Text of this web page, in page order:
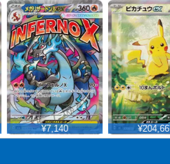
¥7,140 ¥204,667